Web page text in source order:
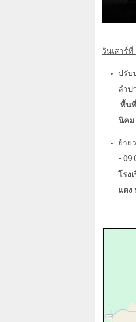
วันเสาร์ที่
ปรับ
ลำป
พื้น
นิคม
ย้าย
-
โรง
แดง